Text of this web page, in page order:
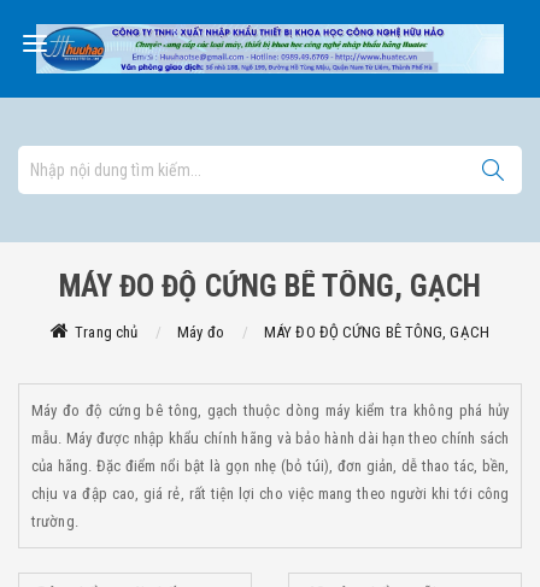
MÁY ĐO ĐỘ CỨNG BÊ TÔNG, GẠCH
Trang chủ Máy đo MÁY ĐO ĐỘ CỨNG BÊ TÔNG, GẠCH
Máy đo độ cứng bê tông, gạch thuộc dòng máy kiểm tra không phá hủy
mẫu. Máy được nhập khẩu chính hãng và bảo hành dài hạn theo chính sách
của hãng. Đặc điểm nổi bật là gọn nhẹ (bỏ túi), đơn giản, dễ thao tác, bền,
chịu va đập cao, giá rẻ, rất tiện lợi cho việc mang theo người khi tới công
trường.